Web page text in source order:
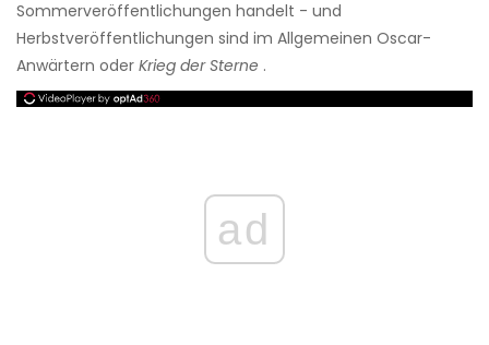
Sommerveröffentlichungen handelt - und
Herbstveröffentlichungen sind im Allgemeinen Oscar-
Anwärtern oder Krieg der Sterne .
ad